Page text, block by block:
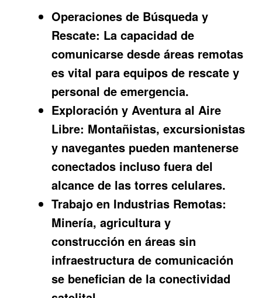
Operaciones de Búsqueda y
Rescate: La capacidad de
comunicarse desde áreas remotas
es vital para equipos de rescate y
personal de emergencia.
Exploración y Aventura al Aire
Libre: Montañistas, excursionistas
y navegantes pueden mantenerse
conectados incluso fuera del
alcance de las torres celulares.
Trabajo en Industrias Remotas:
Minería, agricultura y
construcción en áreas sin
infraestructura de comunicación
se benefician de la conectividad